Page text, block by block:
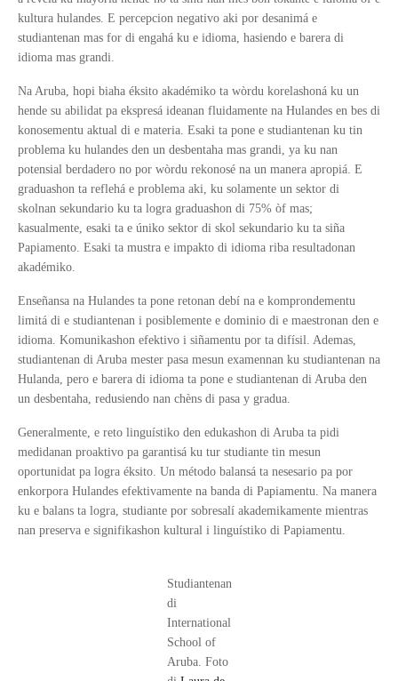
kultura hulandes. E percepcion negativo aki por desanimá e
studiantenan mas for di engahá ku e idioma, hasiendo e barera di
idioma mas grandi.
Na Aruba, hopi biaha éksito akadémiko ta wòrdu korelashoná ku un
hende su abilidat pa ekspresá ideanan fluidamente na Hulandes en bes di
konosementu aktual di e materia. Esaki ta pone e studiantenan ku tin
problema ku hulandes den un desbentaha mas grandi, ya ku nan
potensial berdadero no por wòrdu rekonosé na un manera apropiá. E
graduashon ta reflehá e problema aki, ku solamente un sektor di
skolnan sekundario ku ta logra graduashon di 75% òf mas;
kasualmente, esaki ta e úniko sektor di skol sekundario ku ta siña
Papiamento. Esaki ta mustra e impakto di idioma riba resultadonan
akadémiko.
Enseñansa na Hulandes ta pone retonan debí na e komprondementu
limitá di e studiantenan i posiblemente e dominio di e maestronan den e
idioma. Komunikashon efektivo i siñamentu por ta difísil. Ademas,
studiantenan di Aruba mester pasa mesun examennan ku studiantenan na
Hulanda, pero e barera di idioma ta pone e studiantenan di Aruba den
un desbentaha, redusiendo nan chèns di pasa y gradua.
Generalmente, e reto linguístiko den edukashon di Aruba ta pidi
medidanan proaktivo pa garantisá ku tur studiante tin mesun
oportunidat pa logra éksito. Un método balansá ta nesesario pa por
enkorpora Hulandes efektivamente na banda di Papiamentu. Na manera
ku e balans ta logra, studiante por sobresalí akademikamente mientras
nan preserva e signifikashon kultural i linguístiko di Papiamentu.
Studiantenan
di
International
School of
Aruba. Foto